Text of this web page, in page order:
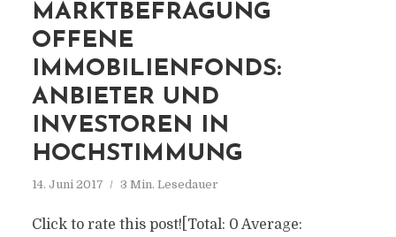
MARKTBEFRAGUNG
OFFENE
IMMOBILIENFONDS:
ANBIETER UND
INVESTOREN IN
HOCHSTIMMUNG
14. Juni 2017 3 Min. Lesedauer
Click to rate this post![Total: 0 Average: